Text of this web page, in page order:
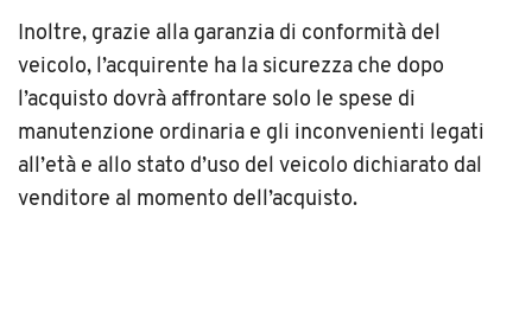
Inoltre, grazie alla garanzia di conformità del
veicolo, l’acquirente ha la sicurezza che dopo
l’acquisto dovrà affrontare solo le spese di
manutenzione ordinaria e gli inconvenienti legati
all’età e allo stato d’uso del veicolo dichiarato dal
venditore al momento dell’acquisto.